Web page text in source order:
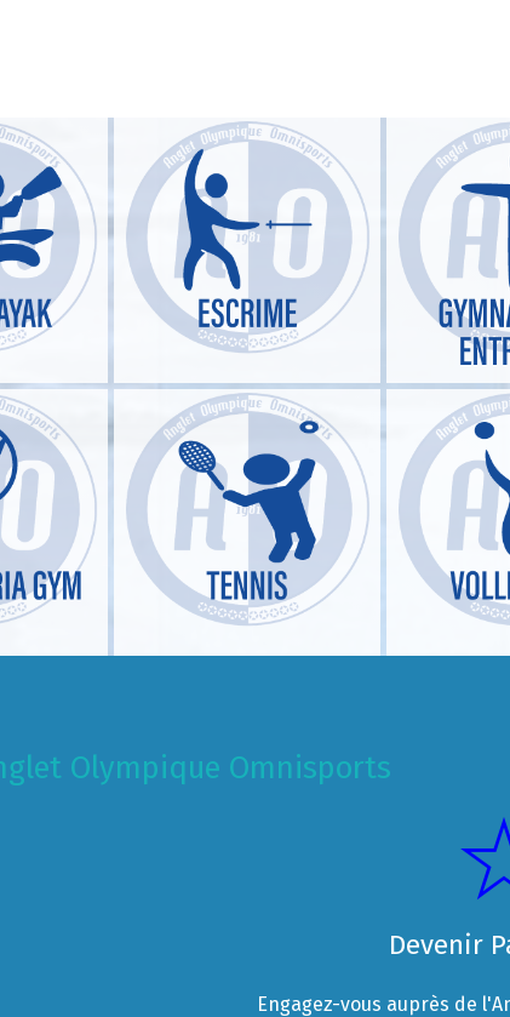
Olympique Omnisports
Devenir
Engagez-vous auprès de